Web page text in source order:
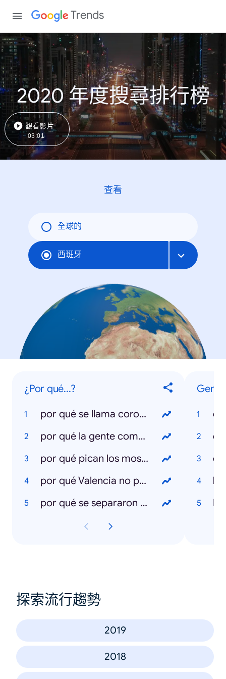
Trends
2020 年度搜尋排行榜
觀看影片
03:01
查看
全球的
西班牙
¿Por qué...?
por qué se llama coronavirus
por qué la gente compra papel higiénico
por qué pican los mosquitos
por qué Valencia no pasa a la fase 1
por qué se separaron Paquirri y carmen Ordoñez
la
探索流行趨勢
2019
2018